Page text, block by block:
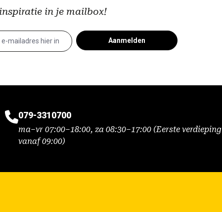
in je mailbox!
Aanmelden
079-3310700
ma–vr 07:00–18:00, za 08:30–17:00 (Eerste verdieping
vanaf 09:00)